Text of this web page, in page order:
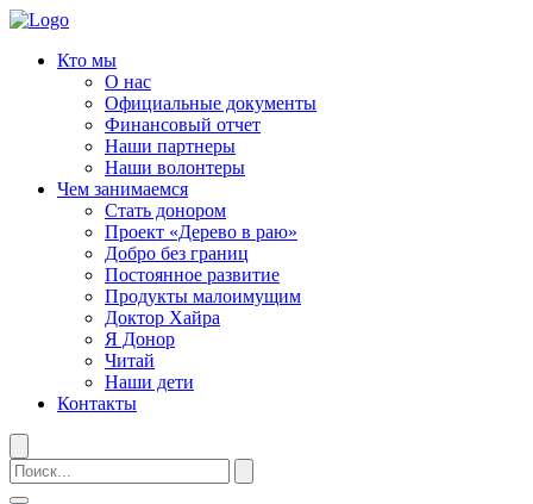
Кто мы
О нас
Официальные документы
Финансовый отчет
Наши партнеры
Наши волонтеры
Чем занимаемся
Стать донором
Проект «Дерево в раю»
Добро без границ
Постоянное развитие
Продукты малоимущим
Доктор Хайра
Я Донор
Читай
Наши дети
Контакты